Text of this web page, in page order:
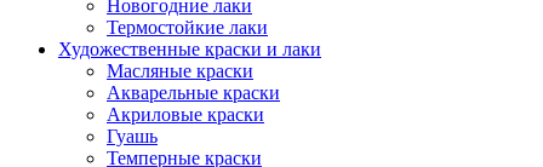
Новогодние лаки
Термостойкие лаки
Художественные краски и лаки
Масляные краски
Акварельные краски
Акриловые краски
Гуашь
Темперные краски